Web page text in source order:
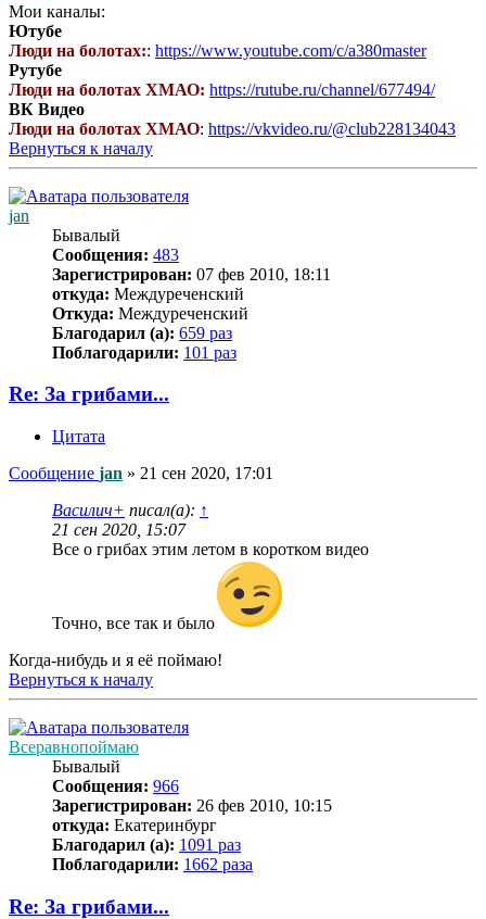
Мои каналы:
Ютубе
Люди на болотах:: https://www.youtube.com/c/a380master
Рутубе
Люди на болотах ХМАО: https://rutube.ru/channel/677494/
ВК Видео
Люди на болотах ХМАО: https://vkvideo.ru/@club228134043
Вернуться к началу
jan
Бывалый
Сообщения: 483
Зарегистрирован: 07 фев 2010, 18:11
откуда: Междуреченский
Откуда: Междуреченский
Благодарил (а): 659 раз
Поблагодарили: 101 раз
Re: За грибами...
Цитата
Сообщение jan » 21 сен 2020, 17:01
Василич+ писал(а): ↑
21 сен 2020, 15:07
Все о грибах этим летом в коротком видео
Точно, все так и было
Когда-нибудь и я её поймаю!
Вернуться к началу
Всеравнопоймаю
Бывалый
Сообщения: 966
Зарегистрирован: 26 фев 2010, 10:15
откуда: Екатеринбург
Благодарил (а): 1091 раз
Поблагодарили: 1662 раза
Re: За грибами...